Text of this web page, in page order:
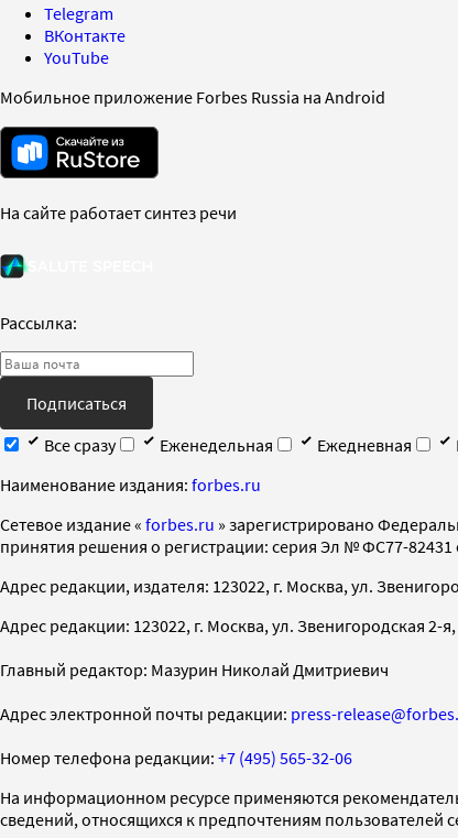
Telegram
ВКонтакте
YouTube
Мобильное приложение Forbes Russia на Android
На сайте работает синтез речи
Рассылка:
Подписаться
Все сразу
Еженедельная Ежедневная
Наименование издания: forbes.ru
Cетевое издание « forbes.ru » зарегистрировано
принятия решения о регистрации: серия Эл № ФС77-82431
Адрес редакции, издателя: 123022, г. Москва, ул.
Адрес редакции: 123022, г. Москва, ул. Звенигородская 2-я,
Главный редактор: Мазурин Николай Дмитриевич
Адрес электронной почты редакции: press-
Номер телефона редакции: +7 (495) 565-32-06
На информационном ресурсе применяются
сведений, относящихся к предпочтениям пользователей